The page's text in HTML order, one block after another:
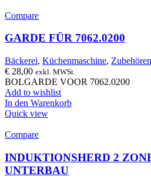
Compare
GARDE FÜR 7062.0200
Bäckerei, Küchenmaschine,
€ 28,00 exkl. MWSt.
BOLGARDE VOOR 7062.0200
Add to wishlist
In den Warenkorb
Quick view
Compare
INDUKTIONSHERD 2
UNTERBAU